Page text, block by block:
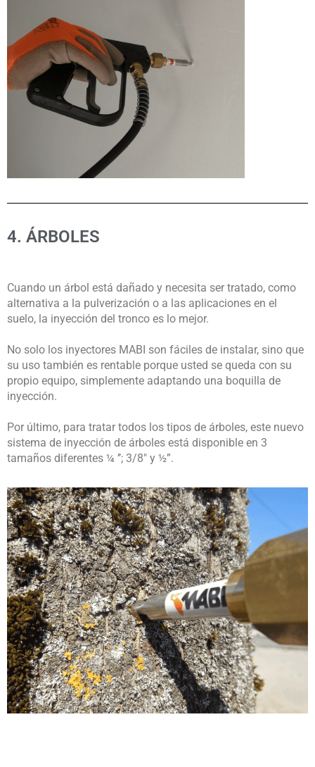
4. ÁRBOLES
Cuando un árbol está dañado y necesita ser tratado, como
alternativa a la pulverización o a las aplicaciones en el
suelo, la inyección del tronco es lo mejor.
No solo los inyectores MABI son fáciles de instalar, sino que
su uso también es rentable porque usted se queda con su
propio equipo, simplemente adaptando una boquilla de
inyección.
Por último, para tratar todos los tipos de árboles, este nuevo
sistema de inyección de árboles está disponible en 3
tamaños diferentes ¼ ’’; 3/8″ y ½”.